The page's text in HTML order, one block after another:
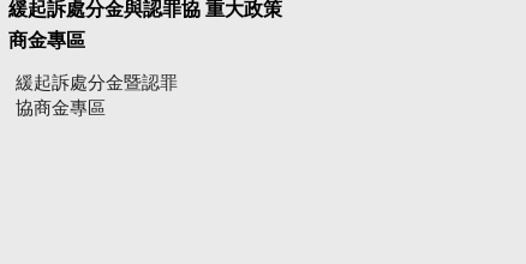
緩起訴處分金與認罪協
商金專區
緩起訴處分金暨認罪
協商金專區
重大政策